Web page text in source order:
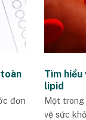
đơn
Tìm hiểu
lipid
Một trong
vệ sức